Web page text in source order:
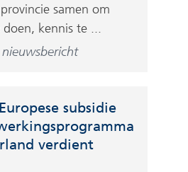
samen om
kennis te ...
nieuwsbericht
subsidie
verdient